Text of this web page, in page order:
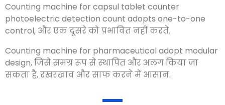
कैप्सूल टैबलेट काउंटर फोटोइलेक्ट्रिक डिटेक्शन काउंट के
लिए काउंटिंग मशीन एक-से-एक नियंत्रण को अपनाती है
और एक दूसरे को प्रभावित नहीं करते.
फार्मास्युटिकल के लिए काउंटिंग मशीन मॉड्यूलर डिज़ाइन
अपनाती है, जिसे समग्र रूप से स्थापित और अलग किया जा
सकता है, रखरखाव और साफ करने में आसान.